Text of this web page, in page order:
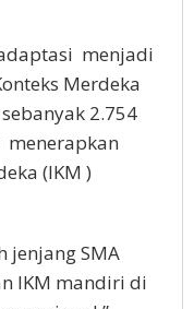
menjadi
Merdeka
2.754
menerapkan
(IKM )
jenjang SMA
IKM mandiri di